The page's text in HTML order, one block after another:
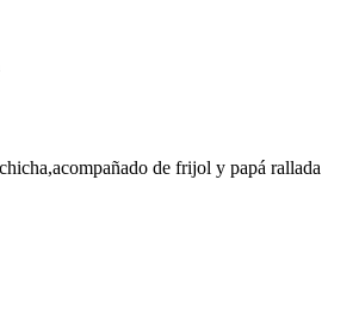
de frijol y papá rallada